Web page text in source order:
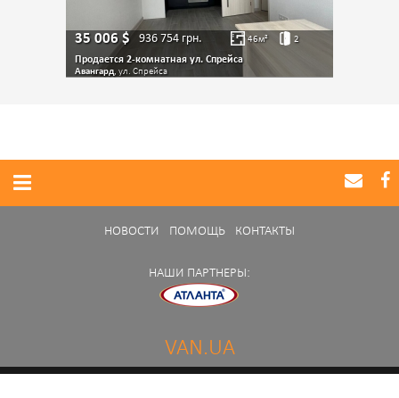
35 006$ 936 754 грн. 46м² 2
Продается 2-комнатная ул. Спрейса
Авангард, ул. Спрейса
НОВОСТИ ПОМОЩЬ КОНТАКТЫ
НАШИ ПАРТНЕРЫ:
VAN.UA